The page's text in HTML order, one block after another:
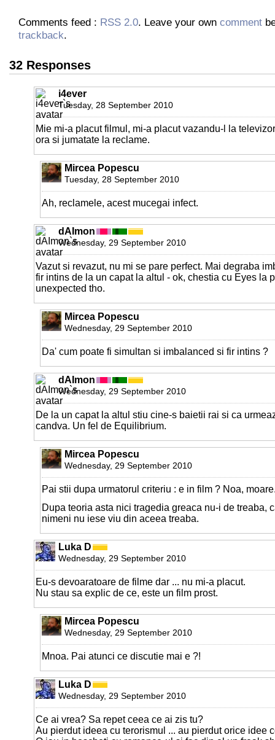
Comments feed : RSS 2.0. Leave your own comment
trackback.
32 Responses
i4ever
Tuesday, 28 September 2010
Mie mi-a placut filmul, mi-a placut vazandu-l la
ora si jumatate la reclame.
Mircea Popescu
Tuesday, 28 September 2010
Ah, reclamele, acest mucegai infect.
dAImon
Wednesday, 29 September 2010
Vazut si revazut, nu mi se pare perfect. Mai degraba
fir intins de la un capat la altul - ok, chestia cu Eyes la
unexpected tho.
Mircea Popescu
Wednesday, 29 September 2010
Da' cum poate fi simultan si imbalanced si fir intins ?
dAImon
Wednesday, 29 September 2010
De la un capat la altul stiu cine-s baietii rai si ca
candva. Un fel de Equilibrium.
Mircea Popescu
Wednesday, 29 September 2010
Pai stii dupa urmatorul criteriu : e in film ? Noa,
Dupa teoria asta nici tragedia greaca nu-i de treaba,
nimeni nu iese viu din aceea treaba.
Luka D
Wednesday, 29 September 2010
Eu-s devoaratoare de filme dar ... nu mi-a placut.
Nu stau sa explic de ce, este un film prost.
Mircea Popescu
Wednesday, 29 September 2010
Mnoa. Pai atunci ce discutie mai e ?!
Luka D
Wednesday, 29 September 2010
Ce ai vrea? Sa repet ceea ce ai zis tu?
Au pierdut ideea cu terorismul ... au pierdut orice idee